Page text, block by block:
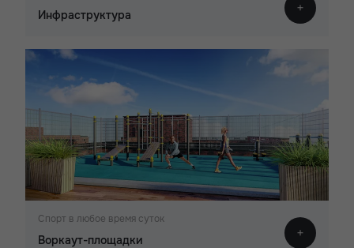
Инфраструктура
Спорт в любое время суток
Воркаут-площадки